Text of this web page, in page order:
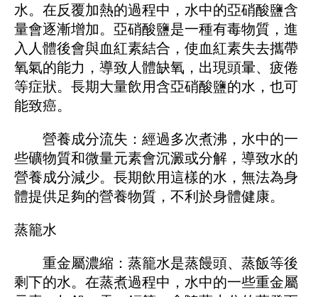
水。在反覆加熱的過程中，水中的亞硝酸鹽含
量會逐漸增加。亞硝酸鹽是一種有毒物質，進
入人體後會與血紅素結合，使血紅素失去攜帶
氧氣的能力，導致人體缺氧，出現頭暈、疲倦
等症狀。長期大量飲用含亞硝酸鹽的水，也可
能致癌。
營養成分流失：經過多次煮沸，水中的一
些礦物質和微量元素會沉澱或分解，導致水的
營養成分減少。長期飲用這樣的水，無法為身
體提供足夠的營養物質，不利於身體健康。
蒸籠水
重金屬濃縮：蒸籠水是蒸饅頭、蒸飯等後
剩下的水。在蒸煮過程中，水中的一些重金屬